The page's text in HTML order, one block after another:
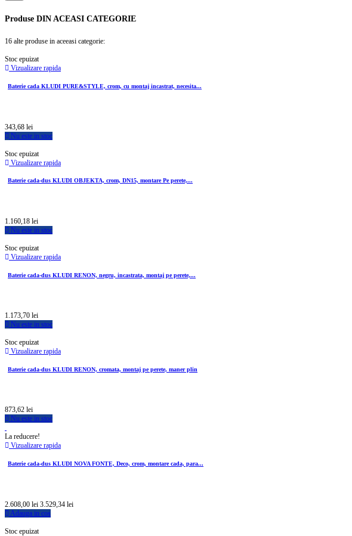
Produse DIN ACEASI CATEGORIE
16 alte produse in aceeasi categorie:
Stoc epuizat
Vizualizare rapida
Baterie cada KLUDI PURE&STYLE, crom, cu montaj incastrat, necesita...
343,68 lei
Nu este in stoc
Stoc epuizat
Vizualizare rapida
Baterie cada-dus KLUDI OBJEKTA, crom, DN15, montare Pe perete,...
1.160,18 lei
Nu este in stoc
Stoc epuizat
Vizualizare rapida
Baterie cada-dus KLUDI RENON, negru, incastrata, montaj pe perete,...
1.173,70 lei
Nu este in stoc
Stoc epuizat
Vizualizare rapida
Baterie cada-dus KLUDI RENON, cromata, montaj pe perete, maner plin
873,62 lei
Nu este in stoc
La reducere!
Vizualizare rapida
Baterie cada-dus KLUDI NOVA FONTE, Deco, crom, montare cada, para...
2.608,00 lei 3.529,34 lei
Adauga in cos
Stoc epuizat